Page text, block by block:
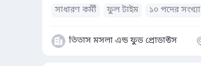
সাধারণ কর্মী ফুল টাইম ১০ পদের সংখ্যা
তিতাস মসলা এন্ড ফুড প্রোডাক্টস